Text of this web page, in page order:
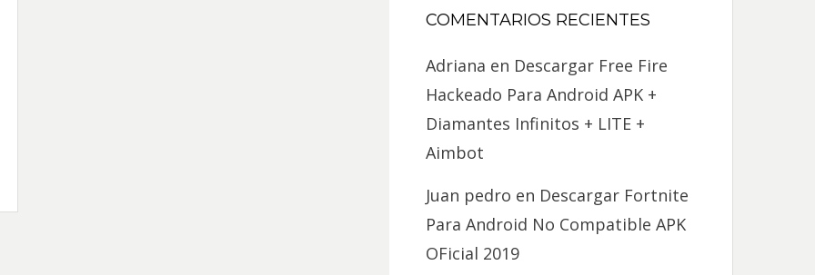
COMENTARIOS RECIENTES
Adriana en Descargar Free Fire
Hackeado Para Android APK +
Diamantes Infinitos + LITE +
Aimbot
Juan pedro en Descargar Fortnite
Para Android No Compatible APK
OFicial 2019